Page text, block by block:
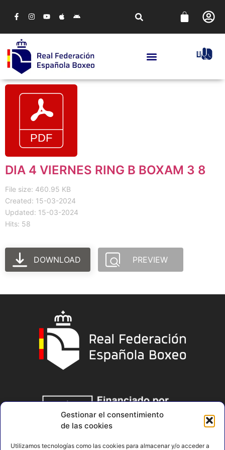
Gestionar el consentimiento
de las cookies
Utilizamos tecnologías como las cookies para almacenar y/o acceder a
DIA 4 VIERNES RING B BOXAM 3 8
File size: 460.95 KB
Created: 15-03-2024
Updated: 15-03-2024
Hits: 58
DOWNLOAD PREVIEW